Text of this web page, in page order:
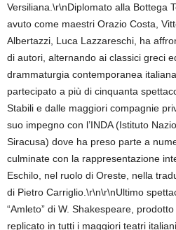
Versiliana.\r\nDiplomato alla Bottega
avuto come maestri Orazio Costa,
Albertazzi, Luca Lazzareschi, ha
di autori, alternando ai classici greci
drammaturgia contemporanea
partecipato a più di cinquanta
Stabili e dalle maggiori compagnie
suo impegno con l’INDA (Istituto
Siracusa) dove ha preso parte a
culminate con la rappresentazione
Eschilo, nel ruolo di Oreste, nella
di Pietro Carriglio.\r\n\r\nUltimo
“Amleto” di W. Shakespeare,
replicato in tutti i maggiori teatri